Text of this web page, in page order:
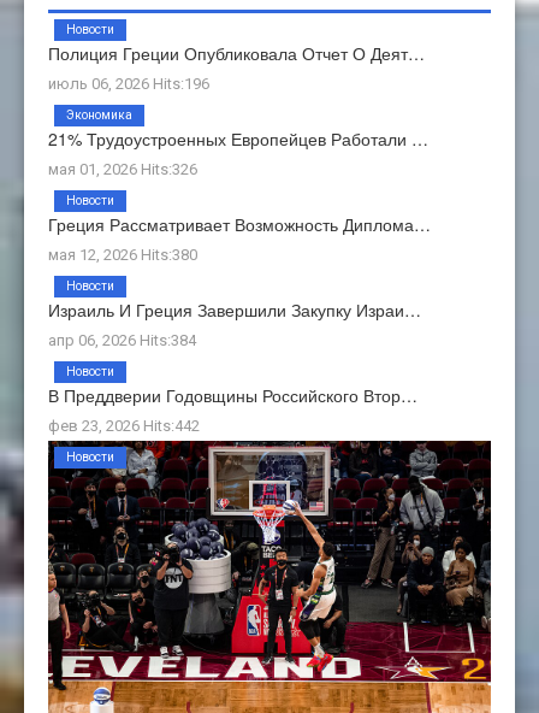
Полиция Греции Опубликовала Отчет О Деят…
июль 06, 2026 Hits:196
Новости
21% Трудоустроенных Европейцев Работали …
мая 01, 2026 Hits:326
Экономика
Греция Рассматривает Возможность Диплома…
мая 12, 2026 Hits:380
Новости
Израиль И Греция Завершили Закупку Израи…
апр 06, 2026 Hits:384
Новости
В Преддверии Годовщины Российского Втор…
фев 23, 2026 Hits:442
Новости
Новости